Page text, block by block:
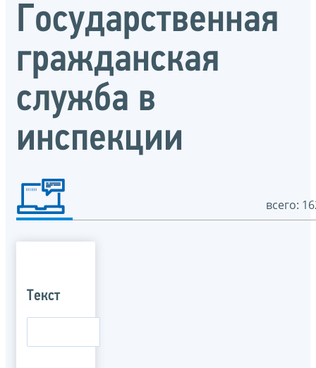
Государственная
гражданская
служба в
инспекции
всего:
Текст